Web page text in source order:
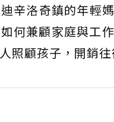
辛洛奇鎮的年
何兼顧家庭與工
照顧孩子，開銷